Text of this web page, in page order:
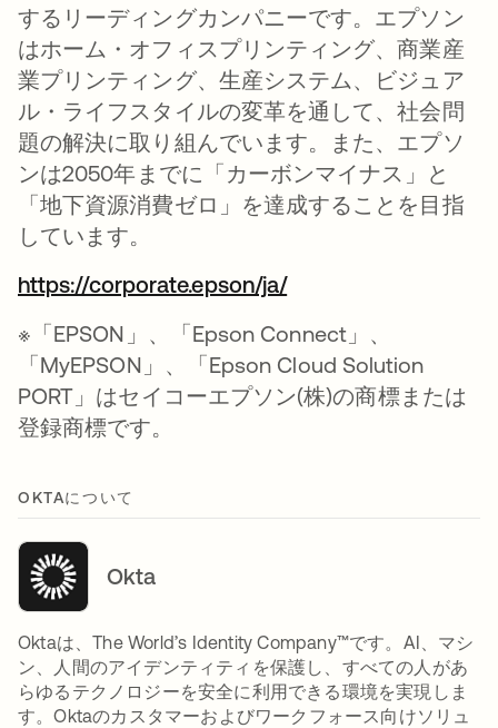
するリーディングカンパニーです。エプソン
はホーム・オフィスプリンティング、商業産
業プリンティング、生産システム、ビジュア
ル・ライフスタイルの変革を通して、社会問
題の解決に取り組んでいます。また、エプソ
ンは2050年までに「カーボンマイナス」と
「地下資源消費ゼロ」を達成することを目指
しています。
https://corporate.epson/ja/
※「EPSON」、「Epson Connect」、
「MyEPSON」、「Epson Cloud Solution
PORT」はセイコーエプソン(株)の商標または
登録商標です。
OKTAについて
Okta
Oktaは、The World’s Identity Company™です。AI、マシ
ン、人間のアイデンティティを保護し、すべての人があ
らゆるテクノロジーを安全に利用できる環境を実現しま
す。Oktaのカスタマーおよびワークフォース向けソリュ